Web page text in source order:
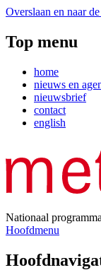
Overslaan en naar
Top menu
home
nieuws en
nieuwsbrief
contact
english
Nationaal
Hoofdmenu